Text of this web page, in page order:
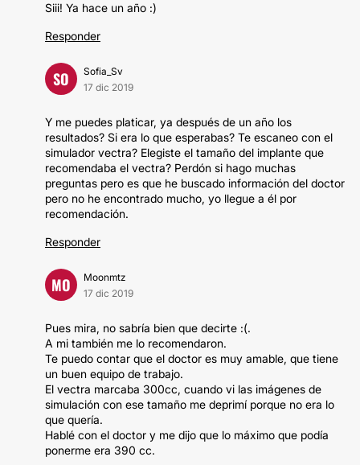
Siii! Ya hace un año :)
Responder
SO
Sofia_Sv
17 dic 2019
Y me puedes platicar, ya después de un año los
resultados? Si era lo que esperabas? Te escaneo con el
simulador vectra? Elegiste el tamaño del implante que
recomendaba el vectra? Perdón si hago muchas
preguntas pero es que he buscado información del doctor
pero no he encontrado mucho, yo llegue a él por
recomendación.
Responder
MO
Moonmtz
17 dic 2019
Pues mira, no sabría bien que decirte :(.
A mi también me lo recomendaron.
Te puedo contar que el doctor es muy amable, que tiene
un buen equipo de trabajo.
El vectra marcaba 300cc, cuando vi las imágenes de
simulación con ese tamaño me deprimí porque no era lo
que quería.
Hablé con el doctor y me dijo que lo máximo que podía
ponerme era 390 cc.